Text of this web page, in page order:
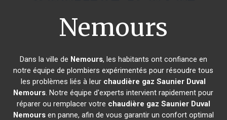
Nemours
Dans la ville de Nemours, les habitants ont confiance en
notre équipe de plombiers expérimentés pour résoudre tous
les problèmes liés à leur chaudière gaz Saunier Duval
Nemours. Notre équipe d'experts intervient rapidement pour
réparer ou remplacer votre chaudière gaz Saunier Duval
Nemoursen panne, afin de vous garantir un confort optimal